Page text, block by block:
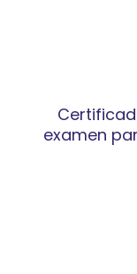
examen
en línea
en línea